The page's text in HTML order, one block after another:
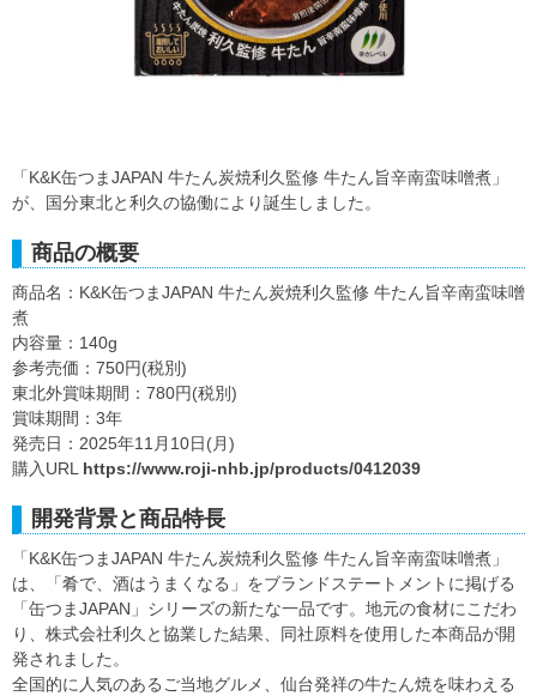
「K&K缶つまJAPAN 牛たん炭焼利久監修 牛たん旨辛南蛮味噌煮」
が、国分東北と利久の協働により誕生しました。
商品の概要
商品名：K&K缶つまJAPAN 牛たん炭焼利久監修 牛たん旨辛南蛮味噌
煮
内容量：140g
参考売価：750円(税別)
東北外賞味期間：780円(税別)
賞味期間：3年
発売日：2025年11月10日(月)
購入URL https://www.roji-nhb.jp/products/0412039
開発背景と商品特長
「K&K缶つまJAPAN 牛たん炭焼利久監修 牛たん旨辛南蛮味噌煮」
は、「肴で、酒はうまくなる」をブランドステートメントに掲げる
「缶つまJAPAN」シリーズの新たな一品です。地元の食材にこだわ
り、株式会社利久と協業した結果、同社原料を使用した本商品が開
発されました。
全国的に人気のあるご当地グルメ、仙台発祥の牛たん焼を味わえる